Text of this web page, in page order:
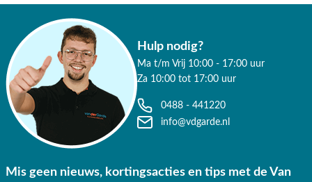
Hulp nodig?
Ma t/m Vrij 10:00 - 17:00 uur
Za 10:00 tot 17:00 uur
0488 - 441220
info@vdgarde.nl
Mis geen nieuws, kortingsacties en tips met de Van